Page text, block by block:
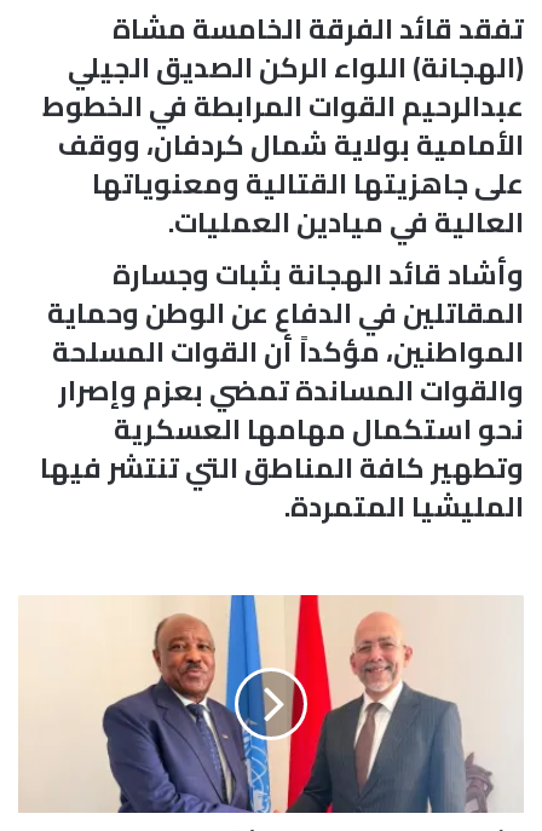
تفقد قائد الفرقة الخامسة مشاة
(الهجانة) اللواء الركن الصديق الجيلي
عبدالرحيم القوات المرابطة في الخطوط
الأمامية بولاية شمال كردفان، ووقف
على جاهزيتها القتالية ومعنوياتها
العالية في ميادين العمليات.
وأشاد قائد الهجانة بثبات وجسارة
المقاتلين في الدفاع عن الوطن وحماية
المواطنين، مؤكداً أن القوات المسلحة
والقوات المساندة تمضي بعزم وإصرار
نحو استكمال مهامها العسكرية
وتطهير كافة المناطق التي تنتشر فيها
المليشيا المتمردة.
ح